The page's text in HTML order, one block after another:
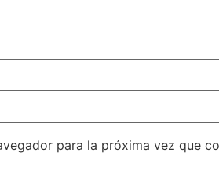
para la próxima vez que